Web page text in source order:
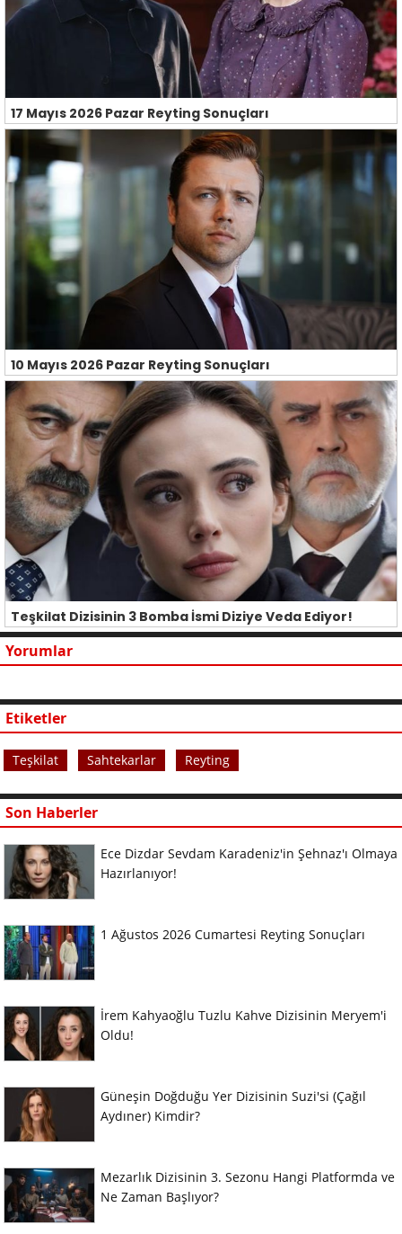
17 Mayıs 2026 Pazar Reyting Sonuçları
10 Mayıs 2026 Pazar Reyting Sonuçları
Teşkilat Dizisinin 3 Bomba İsmi Diziye Veda Ediyor!
Yorumlar
Etiketler
Teşkilat Sahtekarlar Reyting
Son Haberler
Ece Dizdar Sevdam Karadeniz'in Şehnaz'ı Olmaya
Hazırlanıyor!
1 Ağustos 2026 Cumartesi Reyting Sonuçları
İrem Kahyaoğlu Tuzlu Kahve Dizisinin Meryem'i
Oldu!
Güneşin Doğduğu Yer Dizisinin Suzi'si (Çağıl
Aydıner) Kimdir?
Mezarlık Dizisinin 3. Sezonu Hangi Platformda ve
Ne Zaman Başlıyor?